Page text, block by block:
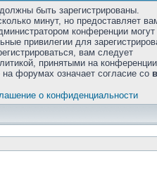
быть зарегистрированы.
минут, но предоставляет
конференции
привилегии для
вам следует
принятыми на
форумах означает согласие со
о конфиденциальности